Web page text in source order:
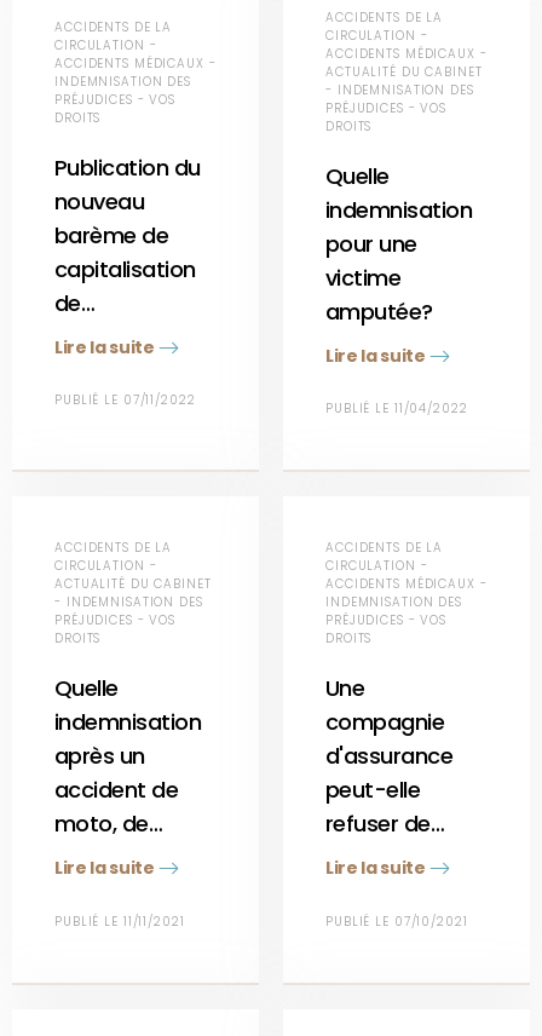
ACCIDENTS DE LA
CIRCULATION -
ACCIDENTS MÉDICAUX -
INDEMNISATION DES
PRÉJUDICES - VOS
DROITS
Publication du
nouveau
barème de
capitalisation
de…
Lire la suite
PUBLIÉ LE 07/11/2022
ACCIDENTS DE LA
CIRCULATION -
ACCIDENTS MÉDICAUX -
ACTUALITÉ DU CABINET
- INDEMNISATION DES
PRÉJUDICES - VOS
DROITS
Quelle
indemnisation
pour une
victime
amputée?
Lire la suite
PUBLIÉ LE 11/04/2022
ACCIDENTS DE LA
CIRCULATION -
ACTUALITÉ DU CABINET
- INDEMNISATION DES
PRÉJUDICES - VOS
DROITS
Quelle
indemnisation
après un
accident de
moto, de…
Lire la suite
PUBLIÉ LE 11/11/2021
ACCIDENTS DE LA
CIRCULATION -
ACCIDENTS MÉDICAUX -
INDEMNISATION DES
PRÉJUDICES - VOS
DROITS
Une
compagnie
d'assurance
peut-elle
refuser de…
Lire la suite
PUBLIÉ LE 07/10/2021